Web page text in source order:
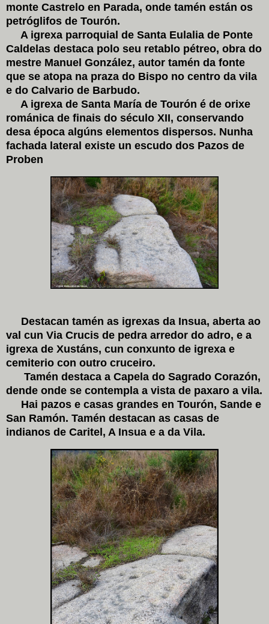
monte Castrelo en Parada, onde tamén están os
petróglifos de Tourón.
A igrexa parroquial de Santa Eulalia de Ponte
Caldelas destaca polo seu retablo pétreo, obra do
mestre Manuel González, autor tamén da fonte
que se atopa na praza do Bispo no centro da vila
e do Calvario de Barbudo.
A igrexa de Santa María de Tourón é de orixe
románica de finais do século XII, conservando
desa época algúns elementos dispersos. Nunha
fachada lateral existe un escudo dos Pazos de
Proben
Destacan tamén as igrexas da Insua, aberta ao
val cun Via Crucis de pedra arredor do adro, e a
igrexa de Xustáns, cun conxunto de igrexa e
cemiterio con outro cruceiro.
Tamén destaca a Capela do Sagrado Corazón,
dende onde se contempla a vista de paxaro a vila.
Hai pazos e casas grandes en Tourón, Sande e
San Ramón. Tamén destacan as casas de
indianos de Caritel, A Insua e a da Vila.